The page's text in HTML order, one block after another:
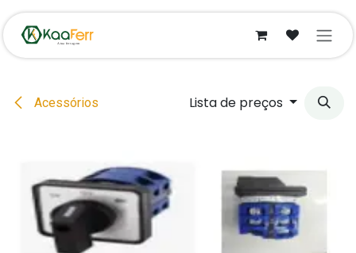
Pular para o conteúdo
Acessórios Lista de preços